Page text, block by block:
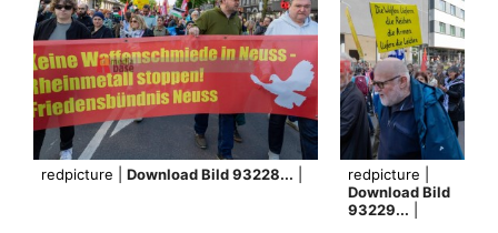
redpicture | Download Bild 93228...
redpicture |
Download Bild
93229...